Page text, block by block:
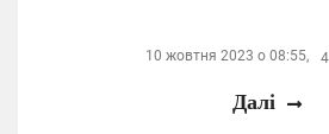
10 жовтня 2023 о 08:55,
Далі